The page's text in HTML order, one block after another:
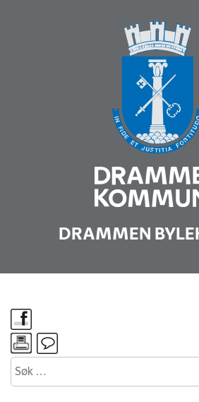
DRAMMEN